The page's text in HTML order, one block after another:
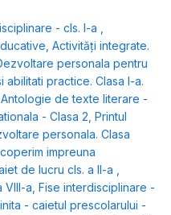
- cls. I-a
Activități integrate.
personala pentru
abilitati practice. Clasa I-a.
de texte literare -
- Clasa 2 Printul
personala. Clasa
impreuna
de lucru cls. a II-a
VIII-a Fise interdisciplinare -
- caietul prescolarului -